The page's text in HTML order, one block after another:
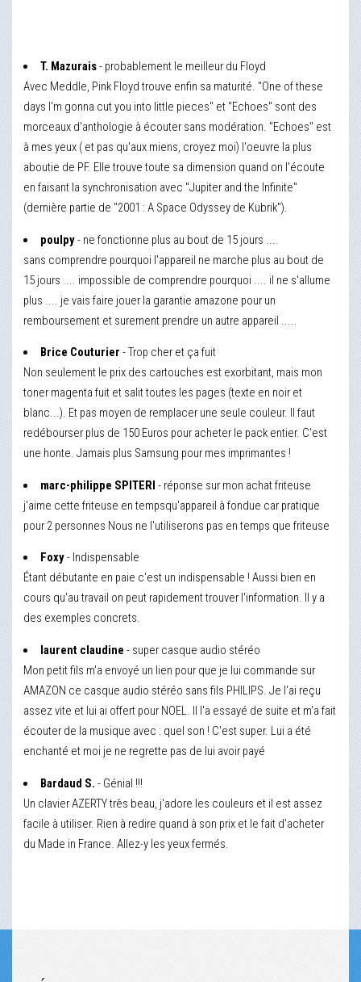
T. Mazurais- probablement le meilleur du Floyd
Avec Meddle, Pink Floyd trouve enfin sa maturité. "One of these
days I'm gonna cut you into little pieces" et "Echoes" sont des
morceaux d'anthologie à écouter sans modération. "Echoes" est
à mes yeux ( et pas qu'aux miens, croyez moi) l'oeuvre la plus
aboutie de PF. Elle trouve toute sa dimension quand on l'écoute
en faisant la synchronisation avec "Jupiter and the Infinite"
(dernière partie de "2001 : A Space Odyssey de Kubrik").
poulpy- ne fonctionne plus au bout de 15 jours ....
sans comprendre pourquoi l'appareil ne marche plus au bout de
15 jours .... impossible de comprendre pourquoi .... il ne s'allume
plus .... je vais faire jouer la garantie amazone pour un
remboursement et surement prendre un autre appareil .....
Brice Couturier - Trop cher et ça fuit
Non seulement le prix des cartouches est exorbitant, mais mon
toner magenta fuit et salit toutes les pages (texte en noir et
blanc...). Et pas moyen de remplacer une seule couleur. Il faut
redébourser plus de 150 Euros pour acheter le pack entier. C'est
une honte. Jamais plus Samsung pour mes imprimantes !
marc-philippe SPITERI - réponse sur mon achat friteuse
j'aime cette friteuse en tempsqu'appareil à fondue car pratique
pour 2 personnes Nous ne l'utiliserons pas en temps que friteuse
Foxy- Indispensable
Étant débutante en paie c'est un indispensable ! Aussi bien en
cours qu'au travail on peut rapidement trouver l'information. Il y a
des exemples concrets.
laurent claudine - super casque audio stéréo
Mon petit fils m'a envoyé un lien pour que je lui commande sur
AMAZON ce casque audio stéréo sans fils PHILIPS. Je l'ai reçu
assez vite et lui ai offert pour NOEL. Il l'a essayé de suite et m'a fait
écouter de la musique avec : quel son ! C'est super. Lui a été
enchanté et moi je ne regrette pas de lui avoir payé
Bardaud S. - Génial !!!
Un clavier AZERTY très beau, j'adore les couleurs et il est assez
facile à utiliser. Rien à redire quand à son prix et le fait d'acheter
du Made in France. Allez-y les yeux fermés.